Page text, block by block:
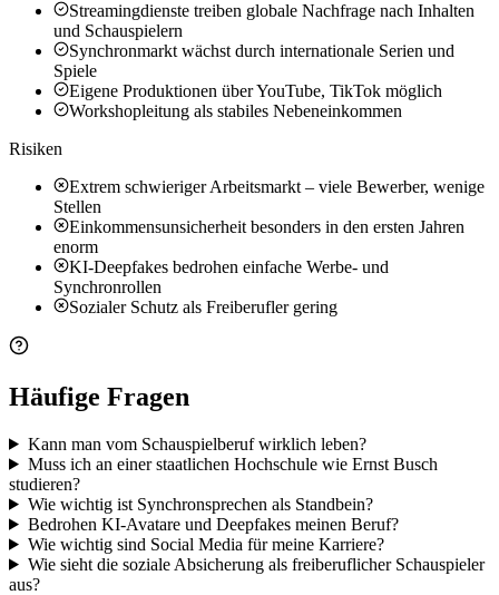
Streamingdienste treiben globale Nachfrage nach Inhalten
und Schauspielern
Synchronmarkt wächst durch internationale Serien und
Spiele
Eigene Produktionen über YouTube, TikTok möglich
Workshopleitung als stabiles Nebeneinkommen
Risiken
Extrem schwieriger Arbeitsmarkt – viele Bewerber, wenige
Stellen
Einkommensunsicherheit besonders in den ersten Jahren
enorm
KI-Deepfakes bedrohen einfache Werbe- und
Synchronrollen
Sozialer Schutz als Freiberufler gering
Häufige Fragen
Kann man vom Schauspielberuf wirklich leben?
Muss ich an einer staatlichen Hochschule wie Ernst Busch
studieren?
Wie wichtig ist Synchronsprechen als Standbein?
Bedrohen KI-Avatare und Deepfakes meinen Beruf?
Wie wichtig sind Social Media für meine Karriere?
Wie sieht die soziale Absicherung als freiberuflicher Schauspieler
aus?